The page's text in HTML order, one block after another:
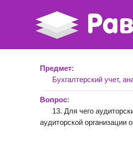
Предмет:
Бухгалтерский учет,
Вопрос:
13. Для чего
аудиторской организации